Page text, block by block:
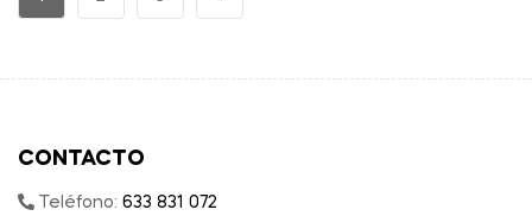
CONTACTO
Teléfono: 633 831 072